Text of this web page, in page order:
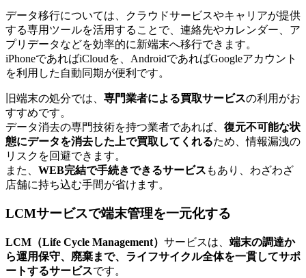
データ移行については、クラウドサービスやキャリアが提供
する専用ツールを活用することで、連絡先やカレンダー、ア
プリデータなどを効率的に新端末へ移行できます。
iPhoneであればiCloudを、AndroidであればGoogleアカウント
を利用した自動同期が便利です。
旧端末の処分では、 専門業者による買取サービスの利用がお
すすめです。
データ消去の専門技術を持つ業者であれば、 復元不可能な状
態にデータを消去した上で買取してくれるため、情報漏洩の
リスクを回避できます。
また、 WEB完結で手続きできるサービス もあり、わざわざ
店舗に持ち込む手間が省けます。
LCMサービスで端末管理を一元化する
LCM（Life Cycle Management） サービスは、 端末の調達か
ら運用保守、廃棄まで、ライフサイクル全体を一貫してサポ
ートするサービスです。